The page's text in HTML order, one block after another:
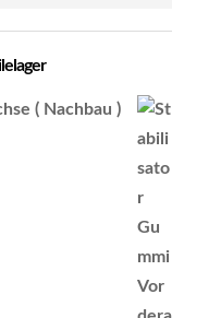
( Nachbau )